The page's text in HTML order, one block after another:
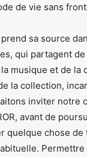
de vie sans
sa source
qui partagent
musique et de la
la collection,
inviter notre
avant de
quelque chose de